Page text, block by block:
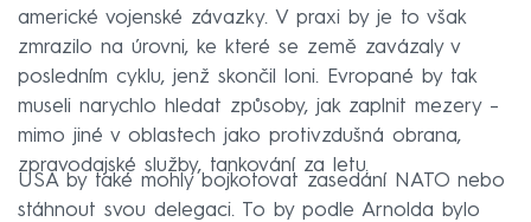
americké vojenské závazky. V praxi by je to však
zmrazilo na úrovni, ke které se země zavázaly v
posledním cyklu, jenž skončil loni. Evropané by tak
museli narychlo hledat způsoby, jak zaplnit mezery –
mimo jiné v oblastech jako protivzdušná obrana,
zpravodajské služby, tankování za letu.
USA by také mohly bojkotovat zasedání NATO nebo
stáhnout svou delegaci. To by podle Arnolda bylo